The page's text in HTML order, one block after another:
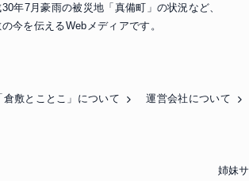
年7月豪雨の被災地「真備町」の状況など、
今を伝えるWebメディアです。
倉敷とことこ」について 運営会社について
姉妹